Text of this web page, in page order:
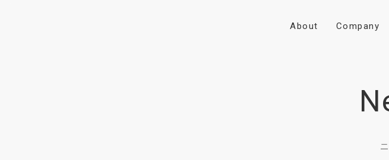
About Company